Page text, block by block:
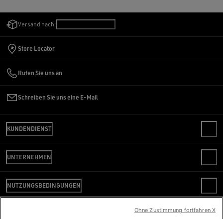
Versand nach:
Store Locator
Rufen Sie uns an
Schreiben Sie uns eine E-Mail
KUNDENDIENST
FAQ
ÜBERPRÜFEN SIE IHRE BESTELLUNG
VERSAND
RETOUREN
UNTERNEHMEN
ETHIKKODEX
NACHHALTIGKEIT
NUTZUNGSBEDINGUNGEN
Ohne Zustimmung fortfahren X